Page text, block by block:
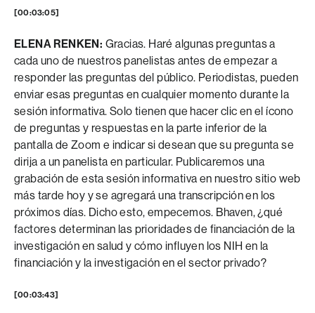
[00:03:05]
ELENA RENKEN: Gracias. Haré algunas preguntas a
cada uno de nuestros panelistas antes de empezar a
responder las preguntas del público. Periodistas, pueden
enviar esas preguntas en cualquier momento durante la
sesión informativa. Solo tienen que hacer clic en el ícono
de preguntas y respuestas en la parte inferior de la
pantalla de Zoom e indicar si desean que su pregunta se
dirija a un panelista en particular. Publicaremos una
grabación de esta sesión informativa en nuestro sitio web
más tarde hoy y se agregará una transcripción en los
próximos días. Dicho esto, empecemos. Bhaven, ¿qué
factores determinan las prioridades de financiación de la
investigación en salud y cómo influyen los NIH en la
financiación y la investigación en el sector privado?
[00:03:43]